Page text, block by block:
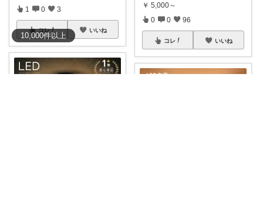
10,000件以上
1 0 3
コレ いいね
￥ 5,000～
0 0 96
コレ いいね